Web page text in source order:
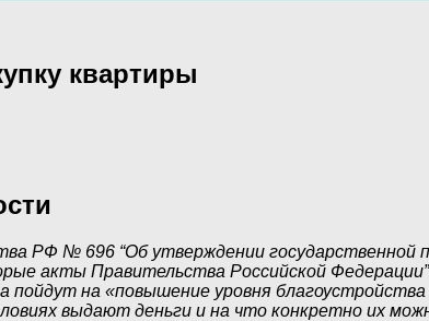
квартиры
РФ № 696 “Об утверждении
акты Правительства Российской
на «повышение уровня
выдают деньги и на что конкретно их